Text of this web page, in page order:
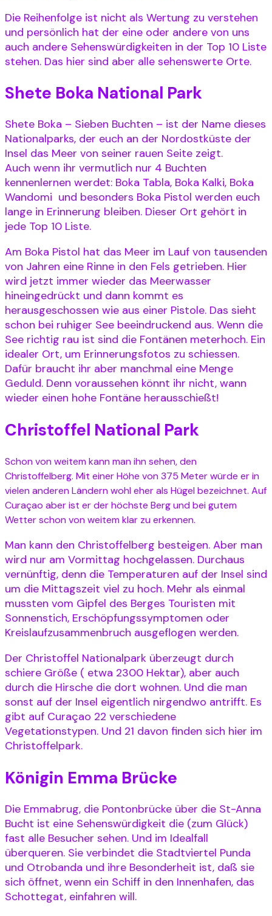
Die Reihenfolge ist nicht als Wertung zu verstehen
und persönlich hat der eine oder andere von uns
auch andere Sehenswürdigkeiten in der Top 10 Liste
stehen. Das hier sind aber alle sehenswerte Orte.
Shete Boka National Park
Shete Boka – Sieben Buchten – ist der Name dieses
Nationalparks, der euch an der Nordostküste der
Insel das Meer von seiner rauen Seite zeigt.
Auch wenn ihr vermutlich nur 4 Buchten
kennenlernen werdet: Boka Tabla, Boka Kalki, Boka
Wandomi und besonders Boka Pistol werden euch
lange in Erinnerung bleiben. Dieser Ort gehört in
jede Top 10 Liste.
Am Boka Pistol hat das Meer im Lauf von tausenden
von Jahren eine Rinne in den Fels getrieben. Hier
wird jetzt immer wieder das Meerwasser
hineingedrückt und dann kommt es
herausgeschossen wie aus einer Pistole. Das sieht
schon bei ruhiger See beeindruckend aus. Wenn die
See richtig rau ist sind die Fontänen meterhoch. Ein
idealer Ort, um Erinnerungsfotos zu schiessen.
Dafür braucht ihr aber manchmal eine Menge
Geduld. Denn voraussehen könnt ihr nicht, wann
wieder einen hohe Fontäne herausschießt!
Christoffel National Park
Schon von weitem kann man ihn sehen, den
Christoffelberg. Mit einer Höhe von 375 Meter würde er in
vielen anderen Ländern wohl eher als Hügel bezeichnet. Auf
Curaçao aber ist er der höchste Berg und bei gutem
Wetter schon von weitem klar zu erkennen.
Man kann den Christoffelberg besteigen. Aber man
wird nur am Vormittag hochgelassen. Durchaus
vernünftig, denn die Temperaturen auf der Insel sind
um die Mittagszeit viel zu hoch. Mehr als einmal
mussten vom Gipfel des Berges Touristen mit
Sonnenstich, Erschöpfungssymptomen oder
Kreislaufzusammenbruch ausgeflogen werden.
Der Christoffel Nationalpark überzeugt durch
schiere Größe ( etwa 2300 Hektar), aber auch
durch die Hirsche die dort wohnen. Und die man
sonst auf der Insel eigentlich nirgendwo antrifft. Es
gibt auf Curaçao 22 verschiedene
Vegetationstypen. Und 21 davon finden sich hier im
Christoffelpark.
Königin Emma Brücke
Die Emmabrug, die Pontonbrücke über die St-Anna
Bucht ist eine Sehenswürdigkeit die (zum Glück)
fast alle Besucher sehen. Und im Idealfall
überqueren. Sie verbindet die Stadtviertel Punda
und Otrobanda und ihre Besonderheit ist, daß sie
sich öffnet, wenn ein Schiff in den Innenhafen, das
Schottegat, einfahren will.